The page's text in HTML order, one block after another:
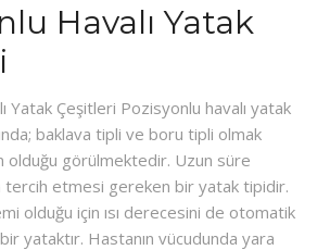
Havalı Yatak
Yatak Çeşitleri Pozisyonlu havalı yatak
baklava tipli ve boru tipli olmak
olduğu görülmektedir. Uzun süre
tercih etmesi gereken bir yatak tipidir.
olduğu için ısı derecesini de otomatik
yataktır. Hastanın vücudunda yara